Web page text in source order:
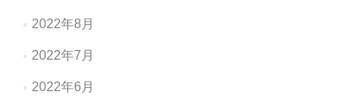
2022年8月
2022年7月
2022年6月